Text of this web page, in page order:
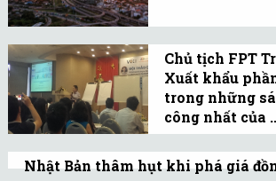
tạo ra bước
chú ý trong
tư, đặc biệt ở
bất động sản.
Chủ tịch FPT
Xuất khẩu
trong những
công nhất của
Các sản
khác được
Nhật Bản thâm hụt khi phá giá